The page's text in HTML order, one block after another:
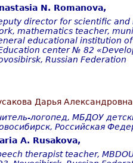
N. Romanova,
director for scientific
mathematics teacher,
educational institution
center № 82
Russian Federation
Дарья Александровна
логопед, МБДОУ
Российская
A. Rusakova,
therapist teacher,